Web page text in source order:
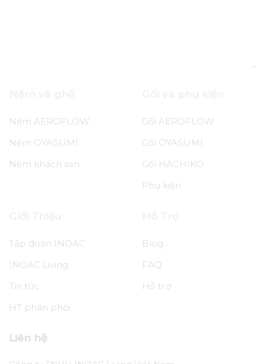
Nệm AEROFLOW
Nệm OYASUMI
Nệm khách sạn
Gối AEROFLOW
Gối OYASUMI
Gối HACHIKO
Phụ kiện
Tập đoàn INOAC
INOAC Living
Tin tức
HT phân phối
Blog
FAQ
Hỗ trợ
Liên hệ